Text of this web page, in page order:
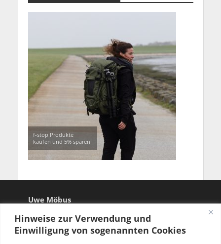
Hinweise zur Verwendung und
Einwilligung von sogenannten Cookies
f-stop Produkte
kaufen und 5% sparen
Uwe Möbus